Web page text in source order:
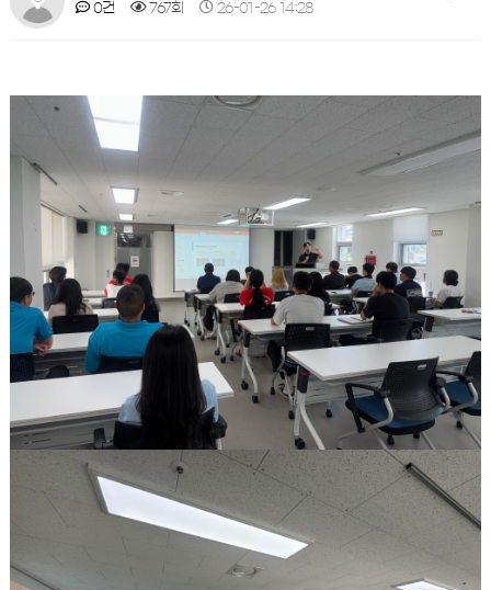
0건
767회 26-01-26 14:28